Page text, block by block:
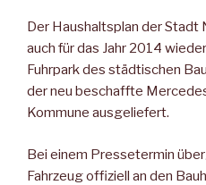
Der Haushaltsplan der
auch für das Jahr 2014
Fuhrpark des städtischen
der neu beschaffte
Kommune ausgeliefert.
Bei einem Pressetermin
Fahrzeug offiziell an den